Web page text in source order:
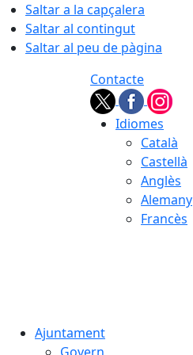
Saltar a la capçalera
Saltar al contingut
Saltar al peu de pàgina
Contacte
Idiomes
Català
Castellà
Anglès
Alemany
Francès
Ajuntament